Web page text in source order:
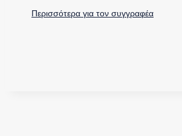
Περισσότερα για τον συγγραφέα